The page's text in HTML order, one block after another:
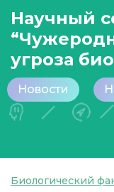
Научный
угроза
Новости
Биологический